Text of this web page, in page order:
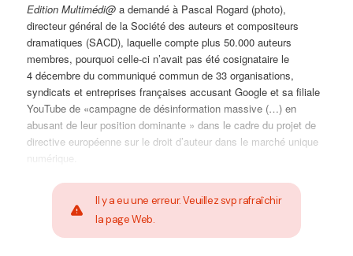
Edition Multimédi@ a demandé à Pascal Rogard (photo),
directeur général de la Société des auteurs et compositeurs
dramatiques (SACD), laquelle compte plus 50.000 auteurs
membres, pourquoi celle-ci n’avait pas été cosignataire le
4 décembre du communiqué commun de 33 organisations,
syndicats et entreprises françaises accusant Google et sa filiale
YouTube de «campagne de désinformation massive (…) en
abusant de leur position dominante » dans le cadre du projet de
directive européenne sur le droit d’auteur dans le marché unique
numérique.
Il y a eu une erreur. Veuillez svp rafraîchir
la page Web.